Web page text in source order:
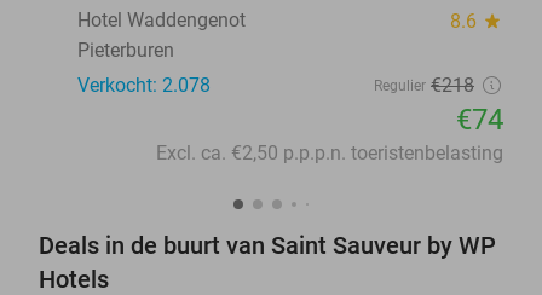
Hotel Waddengenot
8.6 star
Pieterburen
Verkocht: 2.078
Regulier €218
€74
Excl. ca. €2,50 p.p.p.n. toeristenbelasting
Deals in de buurt van Saint Sauveur by WP
Hotels